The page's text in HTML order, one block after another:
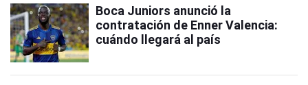
Boca Juniors anunció la
contratación de Enner Valencia:
cuándo llegará al país